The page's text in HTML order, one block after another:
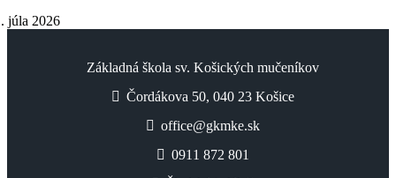
júla 2026
Základná škola sv. Košických mučeníkov
Čordákova 50, 040 23 Košice
office@gkmke.sk
0911 872 801